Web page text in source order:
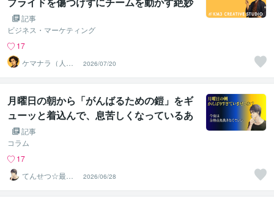
な距離感
記事
ビジネス・マーケティング
17
ケマナラ（人
事・採用コンサ
ルタント）
2026/07/20
月曜日の朝から「がんばるための鎧」をギ
ューッと着込んで、息苦しくなっているあ
なたへ
記事
コラム
17
てんせつ☆最適
ライフをサポー
トする
2026/06/28